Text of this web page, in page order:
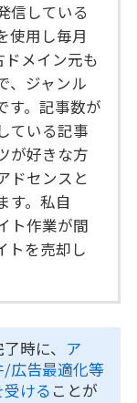
信している
使用し毎月
ドメイン元も
、ジャンル
す。記事数が
ている記事
が好きな方
ドセンスと
す。私自
ト作業が間
トを売却し
時に、 ア
/広告最適化等
ける ことが